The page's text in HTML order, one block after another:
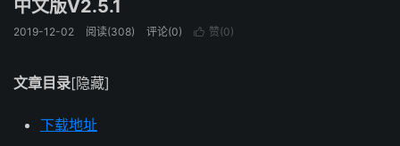
中文版V2.5.1
2019-12-02 阅读(308) 评论(0)  赞(0)
文章目录[隐藏]
下载地址